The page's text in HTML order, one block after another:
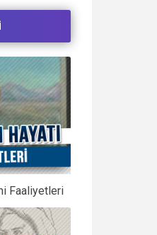
Faaliyetleri